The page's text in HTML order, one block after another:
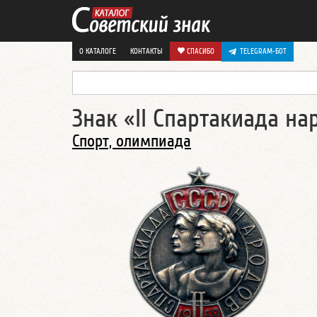
О КАТАЛОГЕ КОНТАКТЫ СПАСИБО TELEGRAM-БОТ
Знак «II Спартакиада
Спорт, олимпиада